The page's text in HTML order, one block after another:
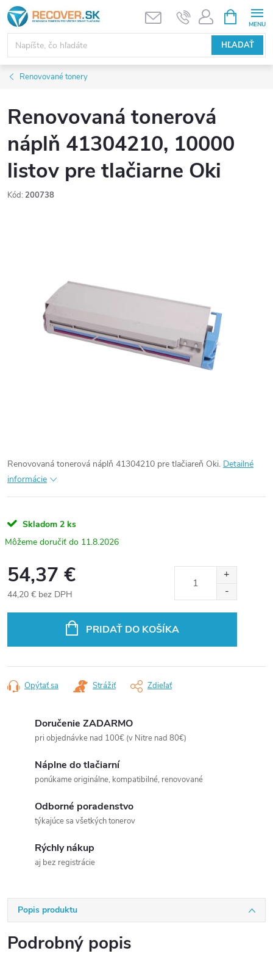
Prejsť
na
obsah
HĽADAŤ
KOŠÍK
Renovované tonery
Renovovaná tonerová
náplň 41304210, 10000
listov pre tlačiarne Oki
Kód: 200738
Renovovaná tonerová náplň 41304210 pre tlačiareň Oki. Detailné
informácie
Skladom 2 ks
11.8.2026
54,37 €
44,20 € bez DPH
PRIDAŤ DO KOŠÍKA
Opýtať sa Strážiť Zdieľať
Doručenie ZADARMO
pri objednávke nad 100€ (v Nitre nad 80€)
Náplne do tlačiarní
ponúkame originálne, kompatibilné, renovované
Odborné poradenstvo
týkajúce sa všetkých tonerov
Rýchly nákup
aj bez registrácie
Popis produktu
Podrobný popis